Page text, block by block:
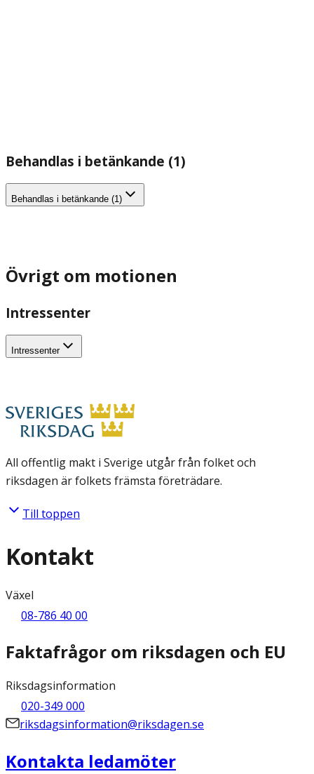
Behandlas i betänkande (1)
Behandlas i betänkande (1)
Övrigt om motionen
Intressenter
Intressenter
All offentlig makt i Sverige utgår från folket och
riksdagen är folkets främsta företrädare.
Till toppen
Kontakt
Växel
08-786 40 00
Faktafrågor om riksdagen och EU
Riksdagsinformation
020-349 000
riksdagsinformation@riksdagen.se
Kontakta ledamöter